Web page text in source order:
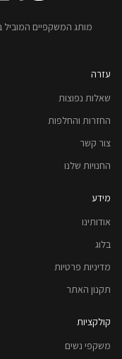
מותג המשקפיים
עזרה
שאלות נפוצות
החזרות והחלפות
צור קשר
החנויות שלנו
מידע
אודותינו
בלוג
מדיניות פרטיות
תקנון האתר
קולקציות
משקפי נשים